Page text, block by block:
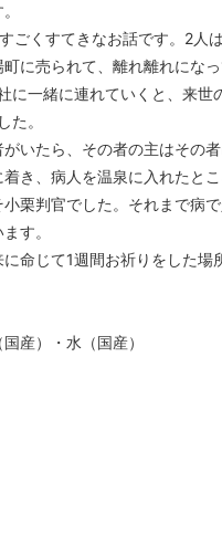
くすてきなお話です。2人
に売られて、離れ離れにな
に一緒に連れていくと、来
た。
いたら、その者の主はその
き、病人を温泉に入れたと
栗判官でした。それまで病
す。
命じて1週間お祈りをした場
産）・水（国産）